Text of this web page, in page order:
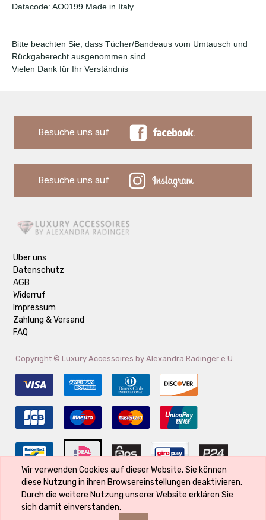
Wir verwenden Cookies auf dieser Website. Sie können
diese Nutzung in ihren Browsereinstellungen deaktivieren.
Durch die weitere Nutzung unserer Website erklären Sie
sich damit einverstanden.
Datacode: AO0199 Made in Italy
Bitte beachten Sie, dass Tücher/Bandeaus vom Umtausch und
Rückgaberecht ausgenommen sind.
Vielen Dank für Ihr Verständnis
Besuche uns auf
Besuche uns auf
Über uns
Datenschutz
AGB
Widerruf
Impressum
Zahlung & Versand
FAQ
Copyright © Luxury Accessoires by Alexandra Radinger e.U.
Der Markenname ist Eigentum des Rechte-Inhabers und wird verwendet,
weil er Bestandteil des Produktes ist und seine Qualität kennzeichnet